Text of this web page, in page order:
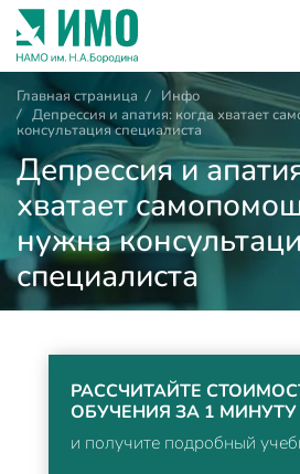
Главная страница /
Инфо
/ Депрессия и апатия: когда хватает
консультация специалиста
Депрессия и
хватает
нужна
специалиста
РАССЧИТАЙТЕ
ОБУЧЕНИЯ ЗА 1 МИНУТУ
и получите подробный